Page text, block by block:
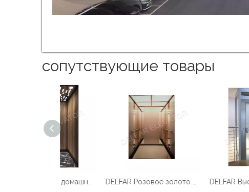
сопутствующие товары
DELFAR Розовое золото Нерж.ст.Домашний лифт